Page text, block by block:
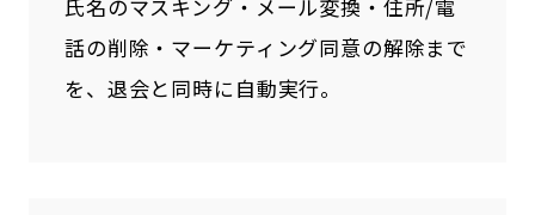
氏名のマスキング・メール変換・住所/電
話の削除・マーケティング同意の解除まで
を、退会と同時に自動実行。